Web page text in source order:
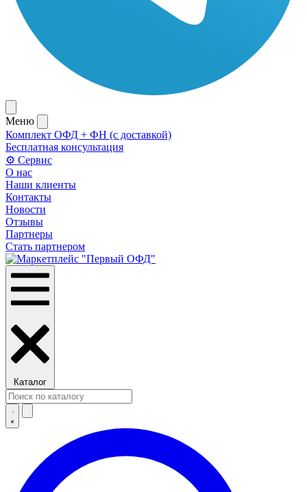
Меню
Комплект ОФД + ФН (с доставкой)
Бесплатная консультация
⚙️ Сервис
О нас
Наши клиенты
Контакты
Новости
Отзывы
Партнеры
Стать партнером
Каталог